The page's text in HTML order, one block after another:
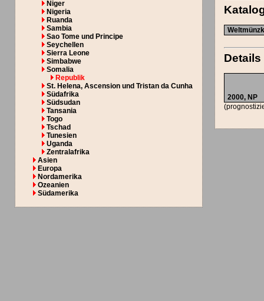
Niger
Nigeria
Ruanda
Sambia
Sao Tome und Principe
Seychellen
Sierra Leone
Simbabwe
Somalia
Republik
St. Helena, Ascension und Tristan da Cunha
Südafrika
Südsudan
Tansania
Togo
Tschad
Tunesien
Uganda
Zentralafrika
Asien
Europa
Nordamerika
Ozeanien
Südamerika
Details
2000, NP